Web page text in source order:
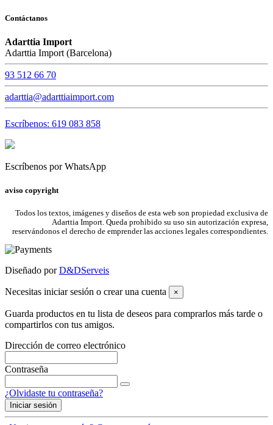
Contáctanos
Adarttia Import
Adarttia Import (Barcelona)
93 512 66 70
adarttia@adarttiaimport.com
Escríbenos: 619 083 858
Escríbenos por WhatsApp
aviso copyright
Todos los textos, imágenes y diseños de esta web son propiedad exclusiva de
Adarttia Import. Queda prohibido su uso sin autorización expresa,
reservándonos el derecho de emprender las acciones legales correspondientes.
Diseñado porD&DServeis
Necesitas iniciar sesión o crear una cuenta ×
Guarda productos en tu lista de deseos para comprarlos más tarde o
compartirlos con tus amigos.
Dirección de correo electrónico
Contraseña
¿Olvidaste tu contraseña?
Iniciar sesión